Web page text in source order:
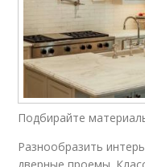
Подбирайте
Разнообразить